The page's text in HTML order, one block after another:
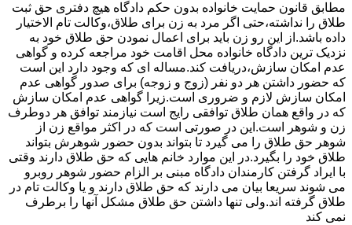
مطابق قانون حمایت خانواده بدون حکم دادگاه هیچ دفتری حق ثبت
طلاق را نداشته،حتی اگر مرد به زن برای طلاق،وکالت تام الاختیار
داده باشد.از این رو زن باید برای اعمال نمودن حق طلاق خود به
نزدیک ترین دادگاه خانواده محل اقامت خود مراجعه کرده و گواهی
عدم امکان سازش،دریافت کند.مساله ای که وجود دارد این است
که حضور داشتن هر دو نفر (زوج و زوجه) برای صدور گواهی عدم
امکان سازش لازم و ضروری است.زیرا گواهی عدم امکان سازش
که در واقع همان طلاق توافقی رایج است نیازمند توافق هر دوطرف
زن و شوهر است.این در صورتی است که در اکثر مواقع زن از
شوهر حق طلاق را می گیرد تا بتواند بدون حضور شوهرش بتواند
طلاق خود را بگیرد.در این موارد خانم هایی که حق طلاق دارند وقتی
با ایراد گرفتن کارمندان دادگاه مبنی بر الزام حضور شوهر روبرو
می شوند سریعا بیان می دارند که حق طلاق دارند و یا وکالت تام در
طلاق گرفته اند.ولی تنها داشتن حق طلاق مشکل آنها را برطرف
نمی کند